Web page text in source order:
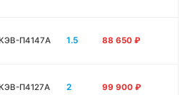
П4147A 1.5 88 650 ₽
П4127A 2 99 900 ₽